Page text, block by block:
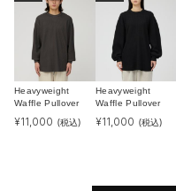
Heavyweight
Waffle Pullover
¥11,000 (税込)
Heavyweight
Waffle Pullover
¥11,000 (税込)